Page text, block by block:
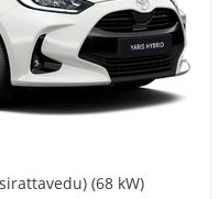
(68 kW)